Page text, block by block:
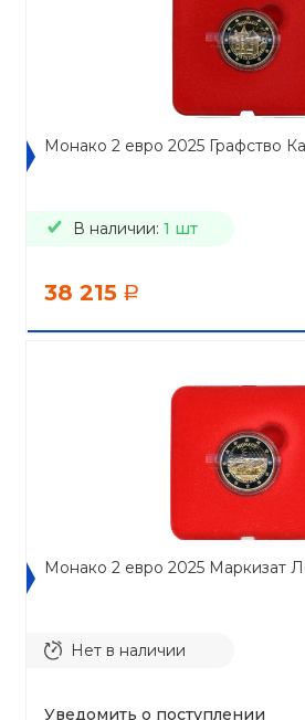
Монако 2 евро 2025 Графство
В наличии: 1 шт
38 215 a
Монако 2 евро 2025 Маркизат
Нет в наличии
Уведомить о поступлении